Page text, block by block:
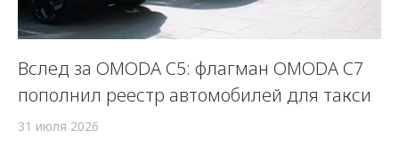
Вслед за OMODA C5: флагман OMODA C7
пополнил реестр автомобилей для такси
31 июля 2026